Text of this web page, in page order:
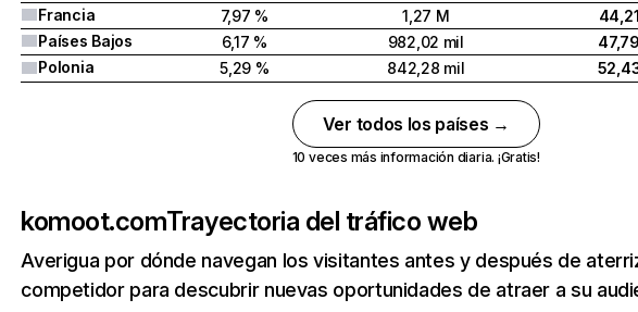
Francia
7,97 % 1,27 M
Países Bajos
6,17 % 982,02 mil
Polonia
5,29 % 842,28 mil
Ver todos los países →
10 veces más información diaria. ¡Gratis!
komoot.comTrayectoria del tráfico web
Averigua por dónde navegan los visitantes antes y después de
competidor para descubrir nuevas oportunidades de atraer a su